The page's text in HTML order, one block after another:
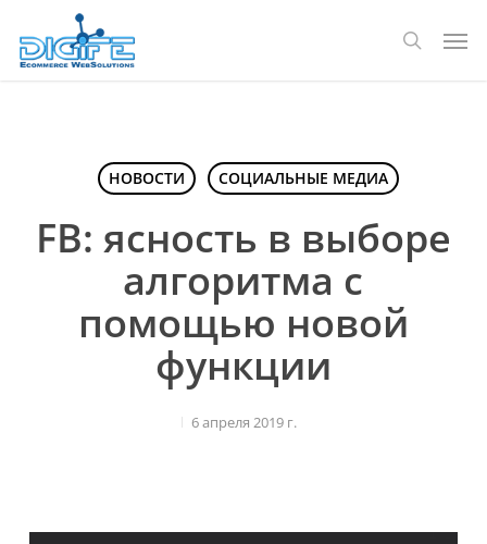
основному
поиск
НОВОСТИ СОЦИАЛЬНЫЕ МЕДИА
FB: ясность в выборе
алгоритма с
помощью новой
функции
6 апреля 2019 г.